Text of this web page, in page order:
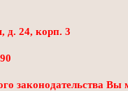
д. 24, корп. 3
законодательства Вы